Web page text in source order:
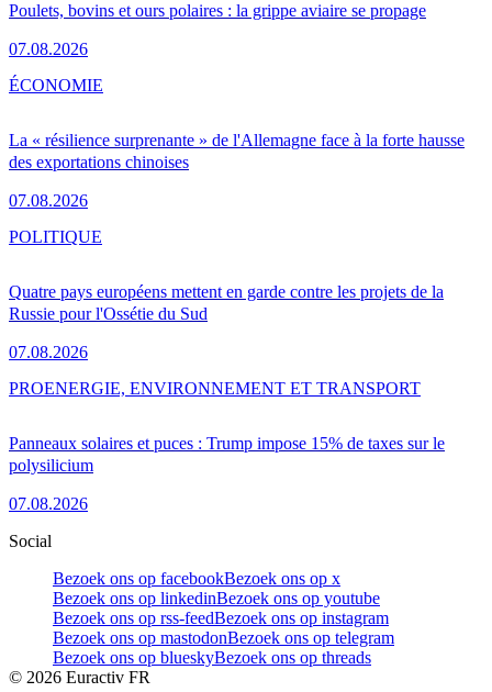
Poulets, bovins et ours polaires : la grippe aviaire se propage
07.08.2026
La « résilience surprenante » de l'Allemagne face à la forte hausse
des exportations chinoises
07.08.2026
ÉCONOMIE
Quatre pays européens mettent en garde contre les projets de la
Russie pour l'Ossétie du Sud
07.08.2026
POLITIQUE
Panneaux solaires et puces : Trump impose 15% de taxes sur le
polysilicium
07.08.2026
PROENERGIE, ENVIRONNEMENT ET TRANSPORT
Social
Bezoek ons op facebookBezoek ons op x
Bezoek ons op linkedinBezoek ons op youtube
Bezoek ons op rss-feedBezoek ons op instagram
Bezoek ons op mastodonBezoek ons op telegram
Bezoek ons op blueskyBezoek ons op threads
© 2026 Euractiv FR